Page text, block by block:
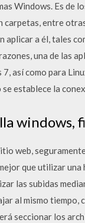
Windows. Es
entre
a él, tales
una de las
así como para
establece la
windows,
web,
que utilizar
las subidas
al mismo
seccionar los